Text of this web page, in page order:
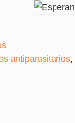
antiparasitarios,